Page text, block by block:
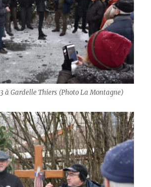
à Gardelle Thiers (Photo La Montagne)